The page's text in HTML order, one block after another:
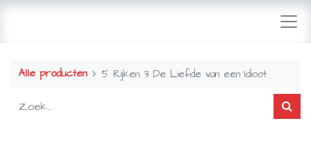
Alle producten 5 Rijken 3 De Liefde van een Idioot